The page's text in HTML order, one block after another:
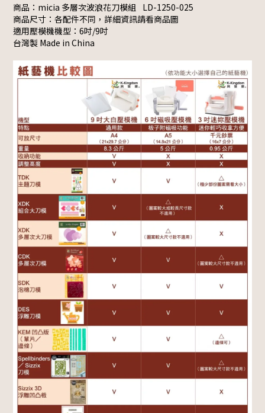
商品：micia 多層次波浪花刀模組
LD-1250-025
商品尺寸：各配件不同，詳細資訊請看商品圖
適用壓模機機型：6吋/9吋
台灣製 Made in China